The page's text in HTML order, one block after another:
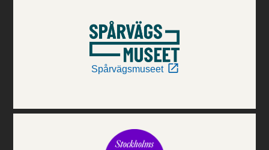
Spårvägsmuseet